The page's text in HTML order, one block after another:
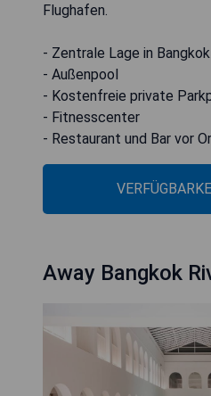
Flughafen.
- Zentrale Lage in Bangkok
- Außenpool
- Kostenfreie private
- Fitnesscenter
- Restaurant und Bar vor
Away Bangkok